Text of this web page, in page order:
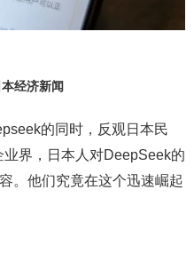
经济新闻
的同时，反观日本民
界，日本人对DeepSeek的
。他们究竟在这个迅速崛起